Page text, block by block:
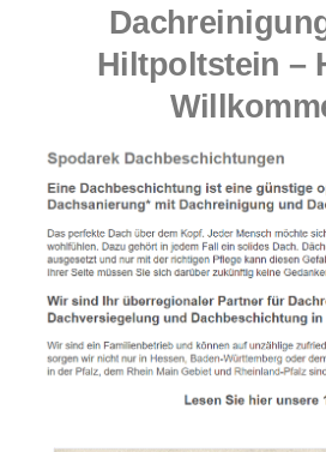
Hiltpoltstein –